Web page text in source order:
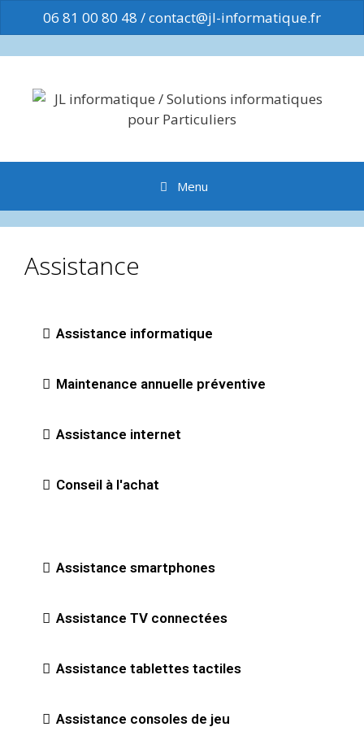
06 81 00 80 48 /contact@jl-informatique.fr
Menu
Assistance
Assistance informatique
Maintenance annuelle préventive
Assistance internet
Conseil à l'achat
Assistance smartphones
Assistance TV connectées
Assistance tablettes tactiles
Assistance consoles de jeu